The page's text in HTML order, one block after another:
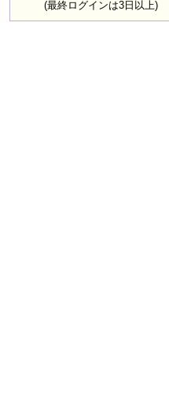
(最終ログインは3日以上)